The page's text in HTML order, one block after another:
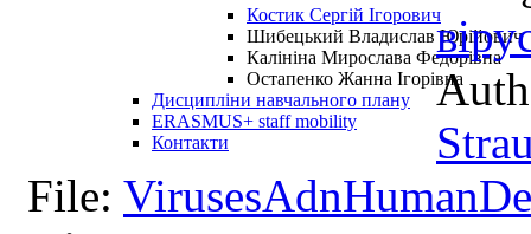
Костик Сергій Ігорович
Шибецький Владислав Юрійович
Калініна Мирослава Федорівна
Остапенко Жанна Ігорівна
Дисципліни навчального плану
ERASMUS+ staff mobility
Контакти
File: